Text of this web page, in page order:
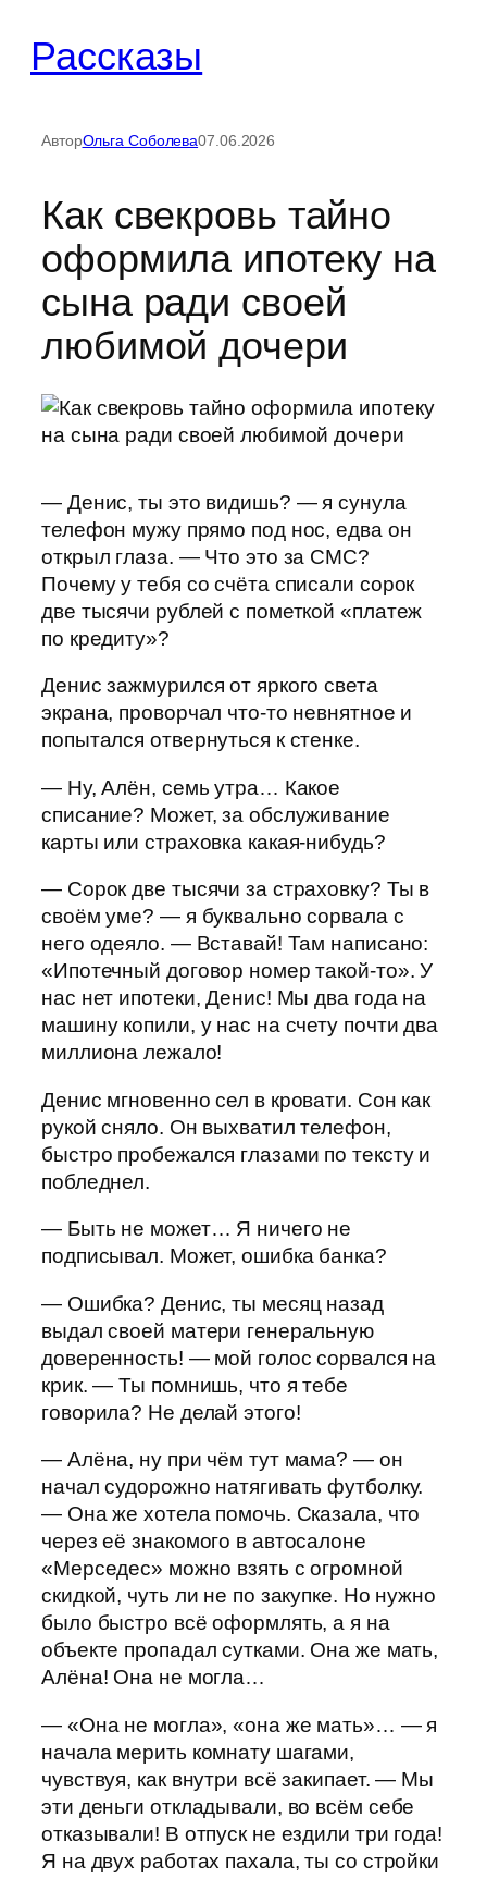
содержимому
Рассказы
АвторОльга Соболева07.06.2026
Как свекровь тайно
оформила ипотеку на
сына ради своей
любимой дочери
— Денис, ты это видишь? — я сунула
телефон мужу прямо под нос, едва он
открыл глаза. — Что это за СМС?
Почему у тебя со счёта списали сорок
две тысячи рублей с пометкой «платеж
по кредиту»?
Денис зажмурился от яркого света
экрана, проворчал что-то невнятное и
попытался отвернуться к стенке.
— Ну, Алён, семь утра… Какое
списание? Может, за обслуживание
карты или страховка какая-нибудь?
— Сорок две тысячи за страховку? Ты в
своём уме? — я буквально сорвала с
него одеяло. — Вставай! Там написано:
«Ипотечный договор номер такой-то». У
нас нет ипотеки, Денис! Мы два года на
машину копили, у нас на счету почти два
миллиона лежало!
Денис мгновенно сел в кровати. Сон как
рукой сняло. Он выхватил телефон,
быстро пробежался глазами по тексту и
побледнел.
— Быть не может… Я ничего не
подписывал. Может, ошибка банка?
— Ошибка? Денис, ты месяц назад
выдал своей матери генеральную
доверенность! — мой голос сорвался на
крик. — Ты помнишь, что я тебе
говорила? Не делай этого!
— Алёна, ну при чём тут мама? — он
начал судорожно натягивать футболку.
— Она же хотела помочь. Сказала, что
через её знакомого в автосалоне
«Мерседес» можно взять с огромной
скидкой, чуть ли не по закупке. Но нужно
было быстро всё оформлять, а я на
объекте пропадал сутками. Она же мать,
Алёна! Она не могла…
— «Она не могла», «она же мать»… — я
начала мерить комнату шагами,
чувствуя, как внутри всё закипает. — Мы
эти деньги откладывали, во всём себе
отказывали! В отпуск не ездили три года!
Я на двух работах пахала, ты со стройки